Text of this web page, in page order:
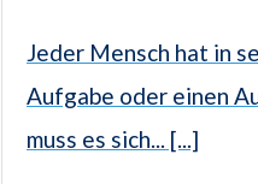
Jeder Mensch hat in
Aufgabe oder einen
muss es sich... [...]